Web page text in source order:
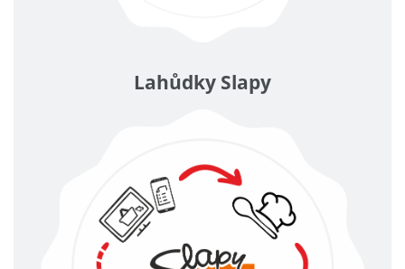
Lahůdky Slapy